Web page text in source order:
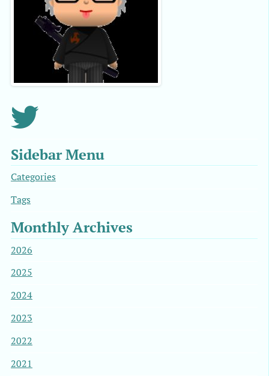
Sidebar Menu
Categories
Tags
Monthly Archives
2026
2025
2024
2023
2022
2021